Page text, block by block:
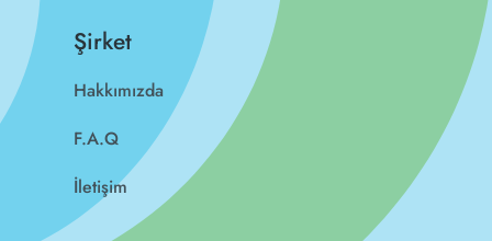
Şirket
Hakkımızda
F.A.Q
İletişim